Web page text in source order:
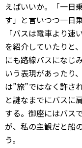
えばいいか。「一日
す」と言いつつ一日
「バスは電車より
を紹介していたりと
にも路線バスになじ
いう表現があったり
は”旅”ではなく許さ
と謎なまでにバスに
する。御座にはバス
が、私の主観だと船
う。